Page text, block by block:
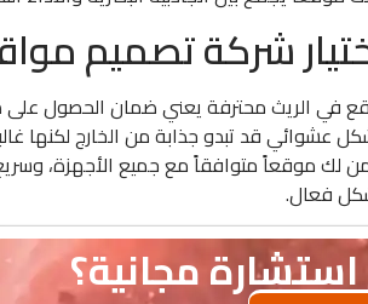
شركة تصميم
في الريث محترفة يعني ضمان الحصول
عشوائي قد تبدو جذابة من الخارج لكنها
لك موقعاً متوافقاً مع جميع الأجهزة،
فعال.
مجانية؟